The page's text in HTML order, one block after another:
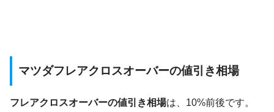
マツダフレアクロスオーバーの値引き相場
フレアクロスオーバーの値引き相場は、10%前後です。